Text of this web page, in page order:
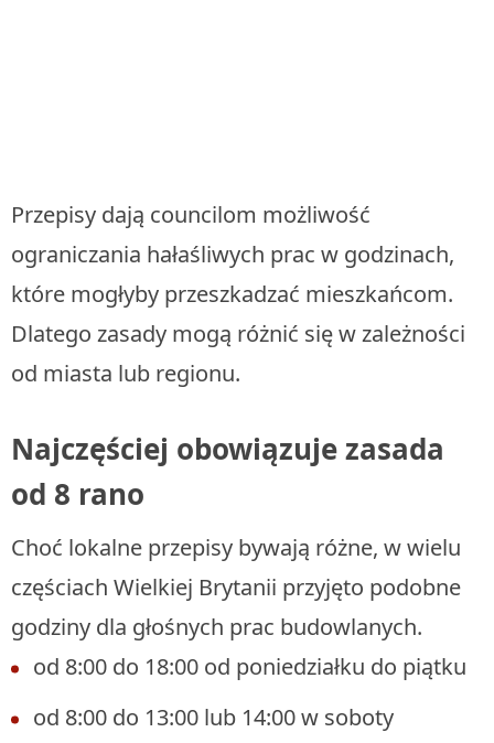
Przepisy dają councilom możliwość
ograniczania hałaśliwych prac w godzinach,
które mogłyby przeszkadzać mieszkańcom.
Dlatego zasady mogą różnić się w zależności
od miasta lub regionu.
Najczęściej obowiązuje zasada
od 8 rano
Choć lokalne przepisy bywają różne, w wielu
częściach Wielkiej Brytanii przyjęto podobne
godziny dla głośnych prac budowlanych.
od 8:00 do 18:00 od poniedziałku do piątku
od 8:00 do 13:00 lub 14:00 w soboty